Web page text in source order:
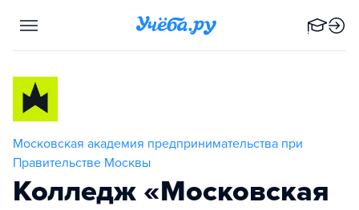
Московская академия предпринимательства при
Правительстве Москвы
Колледж «Московская